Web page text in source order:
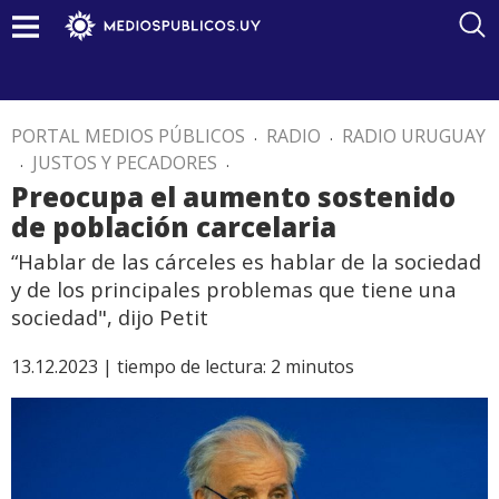
PORTAL MEDIOS PÚBLICOS . RADIO . RADIO URUGUAY
. JUSTOS Y PECADORES .
Preocupa el aumento sostenido
de población carcelaria
“Hablar de las cárceles es hablar de la sociedad
y de los principales problemas que tiene una
sociedad", dijo Petit
13.12.2023 | tiempo de lectura: 2 minutos